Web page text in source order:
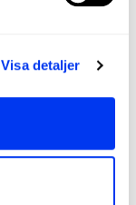
Visa detaljer